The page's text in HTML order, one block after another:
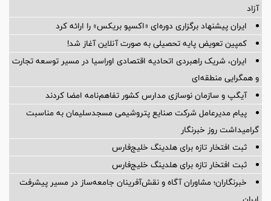
آزاد
ایران پیشنهاد برگزاری دوره‌ای «اکسپو بریکس» را ارائه کرد
کمپین تعویض پایه تحصیلی به صورت آنلاین آغاز شد!
ایران، شریک راهبردی اتحادیه اقتصادی اوراسیا در مسیر توسعه تجارت
و همگرایی منطقه‌ای
آیگپ و سازمان نوسازی مدارس کشور تفاهم‌نامه امضا کردند
پیام مدیرعامل شركت صنایع پتروشیمی مسجدسلیمان به مناسبت
گرامیداشت روز خبرنگار
ثبت افتخار تازه برای هلدینگ خلیج‌فارس
ثبت افتخار تازه برای هلدینگ خلیج‌فارس
خبرنگاران؛ مشاوران آگاه و نقش‌آفرینان جامعه‌ساز در مسیر پیشرفت